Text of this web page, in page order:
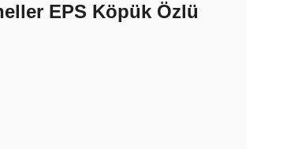
EPS Köpük Özlü